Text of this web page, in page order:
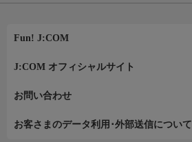
Fun! J:COM
J:COM オフィシャルサイト
お問い合わせ
お客さまのデータ利用･外部送信について